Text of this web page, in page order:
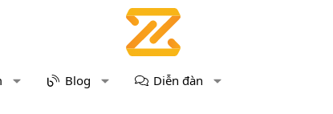
Blog Diễn đàn